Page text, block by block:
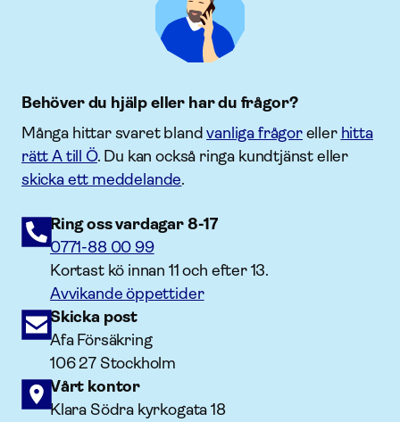
Behöver du hjälp eller har du frågor?
Många hittar svaret blandvanliga frågoreller hitta
rätt A till Ö. Du kan också ringa kundtjänst eller
skicka ett meddelande.
Ring oss vardagar 8-17
0771-88 00 99
Kortast kö innan 11 och efter 13.
Avvikande öppettider
Skicka post
Afa Försäkring
106 27 Stockholm
Vårt kontor
Klara Södra kyrkogata 18